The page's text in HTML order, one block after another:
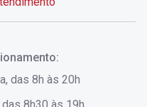
das 8h às 20h